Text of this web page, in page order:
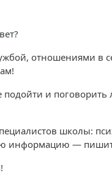
отношениями в
и поговорить
школы:
информацию —